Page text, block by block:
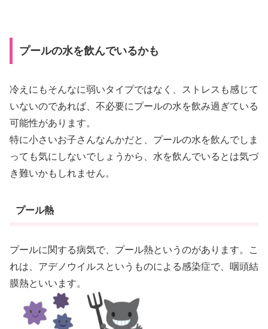
プールの水を飲んでいるかも
冷えにもそんなに弱いタイプではなく、ストレスも感じて
いないのであれば、不必要にプールの水を飲み過ぎている
可能性があります。
特に小さいお子さんなんかだと、プールの水を飲んでしま
っても気にしないでしょうから、水を飲んでいるとは気づ
き難いかもしれません。
プール熱
プールに関する病気で、プール熱というのがあります。こ
れは、アデノウイルスというものによる感染症で、咽頭結
膜熱といいます。